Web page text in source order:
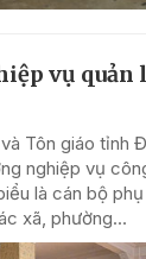
vụ
Tôn giáo tỉnh
nghiệp vụ
là cán bộ
xã, phường...